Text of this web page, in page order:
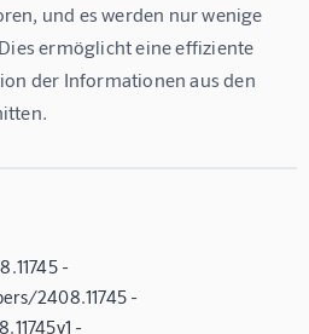
und es werden nur wenige
ermöglicht eine effiziente
der Informationen aus den
-
2408.11745 -
-